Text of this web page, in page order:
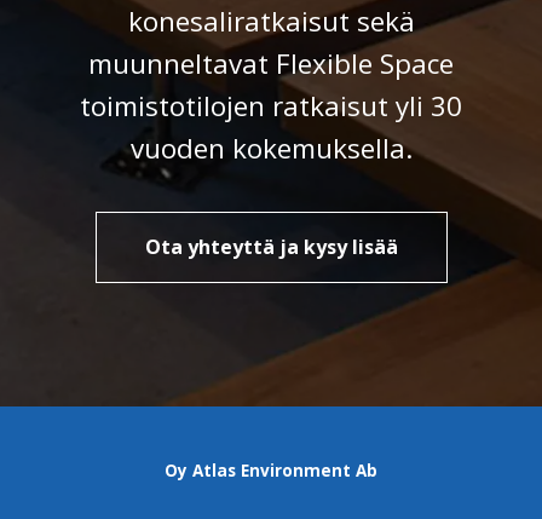
konesaliratkaisut sekä
muunneltavat Flexible Space
toimistotilojen rat­kaisut yli 30
vuoden kokemuksella.
Ota yhteyttä ja kysy lisää
Oy Atlas Environment Ab